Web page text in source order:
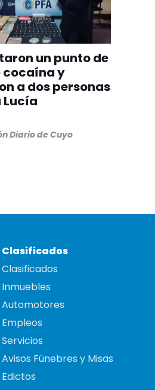
un punto de
cocaína y
a dos personas
Lucía
Diario de Cuyo
Clasificados
Clasificados
Inmuebles
Automotores
Empleos
Servicios
Avisos Fúnebres y Misas
Edictos